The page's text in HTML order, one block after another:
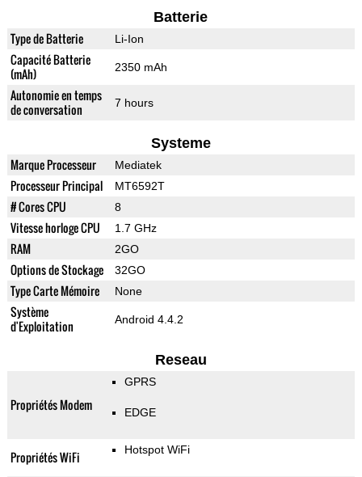
Batterie
Type de Batterie Li-Ion
Capacité Batterie
(mAh)
2350 mAh
Autonomie en temps
de conversation
7 hours
Systeme
Marque Processeur Mediatek
Processeur Principal MT6592T
# Cores CPU 8
Vitesse horloge CPU 1.7 GHz
RAM 2GO
Options de Stockage 32GO
Type Carte Mémoire None
Système
d'Exploitation
Android 4.4.2
Reseau
Propriétés Modem
GPRS
EDGE
Propriétés WiFi Hotspot WiFi